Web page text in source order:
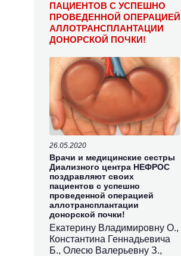
ПАЦИЕНТОВ С УСПЕШНО
ПРОВЕДЕННОЙ ОПЕРАЦИЕЙ
АЛЛОТРАНСПЛАНТАЦИИ
ДОНОРСКОЙ ПОЧКИ!
26.05.2020
Врачи и медицинские сестры
Диализного центра НЕФРОС
поздравляют своих
пациентов с успешно
проведенной операцией
аллотрансплантации
донорской почки!
Екатерину Владимировну О.,
Константина Геннадьевича
Б., Олесю Валерьевну З.,